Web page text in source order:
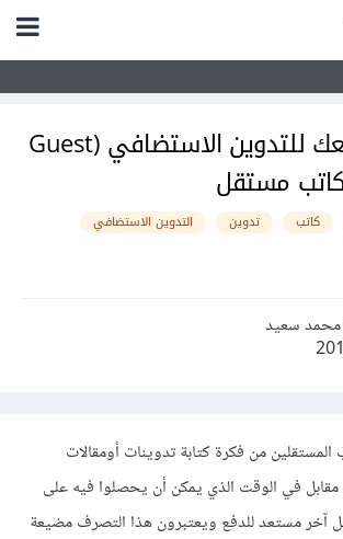
4 أسباب تدفعك للتدوين الاستضافي (Guest
كاتب تدوين
التدوين الاستضافي
محمد سعيد
من فكرة كتابة تدوينات أومقالات
مقابل في الوقت الذي يمكن أن يحصلوا فيه على
آخر مستعد للدفع ويعتبرون هذا التصرف مضيعة